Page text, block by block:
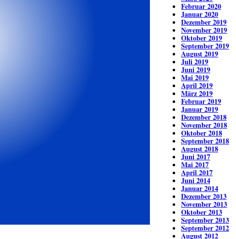
Februar 2020
Januar 2020
Dezember 2019
November 2019
Oktober 2019
September 2019
August 2019
Juli 2019
Juni 2019
Mai 2019
April 2019
März 2019
Februar 2019
Januar 2019
Dezember 2018
November 2018
Oktober 2018
September 2018
August 2018
Juni 2017
Mai 2017
April 2017
Juni 2014
Januar 2014
Dezember 2013
November 2013
Oktober 2013
September 2013
September 2012
August 2012